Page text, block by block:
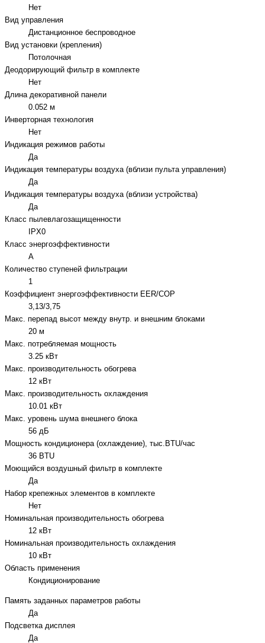
Нет
Вид управления
Дистанционное беспроводное
Вид установки (крепления)
Потолочная
Деодорирующий фильтр в комплекте
Нет
Длина декоративной панели
0.052 м
Инверторная технология
Нет
Индикация режимов работы
Да
Индикация температуры воздуха (вблизи пульта управления)
Да
Индикация температуры воздуха (вблизи устройства)
Да
Класс пылевлагозащищенности
IPX0
Класс энергоэффективности
A
Количество ступеней фильтрации
1
Коэффициент энергоэффективности EER/COP
3,13/3,75
Макс. перепад высот между внутр. и внешним блоками
20 м
Макс. потребляемая мощность
3.25 кВт
Макс. производительность обогрева
12 кВт
Макс. производительность охлаждения
10.01 кВт
Макс. уровень шума внешнего блока
56 дБ
Мощность кондиционера (охлаждение), тыс.BTU/час
36 BTU
Моющийся воздушный фильтр в комплекте
Да
Набор крепежных элементов в комплекте
Нет
Номинальная производительность обогрева
12 кВт
Номинальная производительность охлаждения
10 кВт
Область применения
Кондиционирование
Память заданных параметров работы
Да
Подсветка дисплея
Да